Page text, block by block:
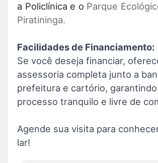
a Policlínica e o Parque
Piratininga.
Facilidades de Financiamento:
Se você deseja financiar,
assessoria completa junto a
prefeitura e cartório,
processo tranquilo e livre de
Agende sua visita para
lar!